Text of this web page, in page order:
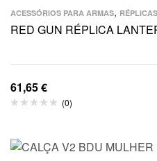
ACESSÓRIOS PARA ARMAS,
RED GUN RÉPLICA
61,65€
(0)